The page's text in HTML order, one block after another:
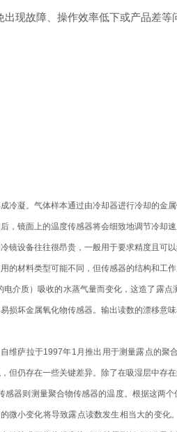
现故障、操作效率低下或产品差
。气体样本通过由冷却器进行冷却的金属
镜面上的温度传感器将会细致地调节冷却
设备往往很昂贵，一般用于要求精度且可以
材料类型可能不同，但传感器的结构和工
介质）吸收的水蒸气量而变化，这造了露
坏金属氧化物传感器。输出读数的漂移意
萨拉于1997年1月推出用于测量露点的聚
仍存在一些关键差异。除了在吸湿层中存
器则测量聚合物传感器的温度。根据这两
小变化将导致露点读数发生相当大的变化